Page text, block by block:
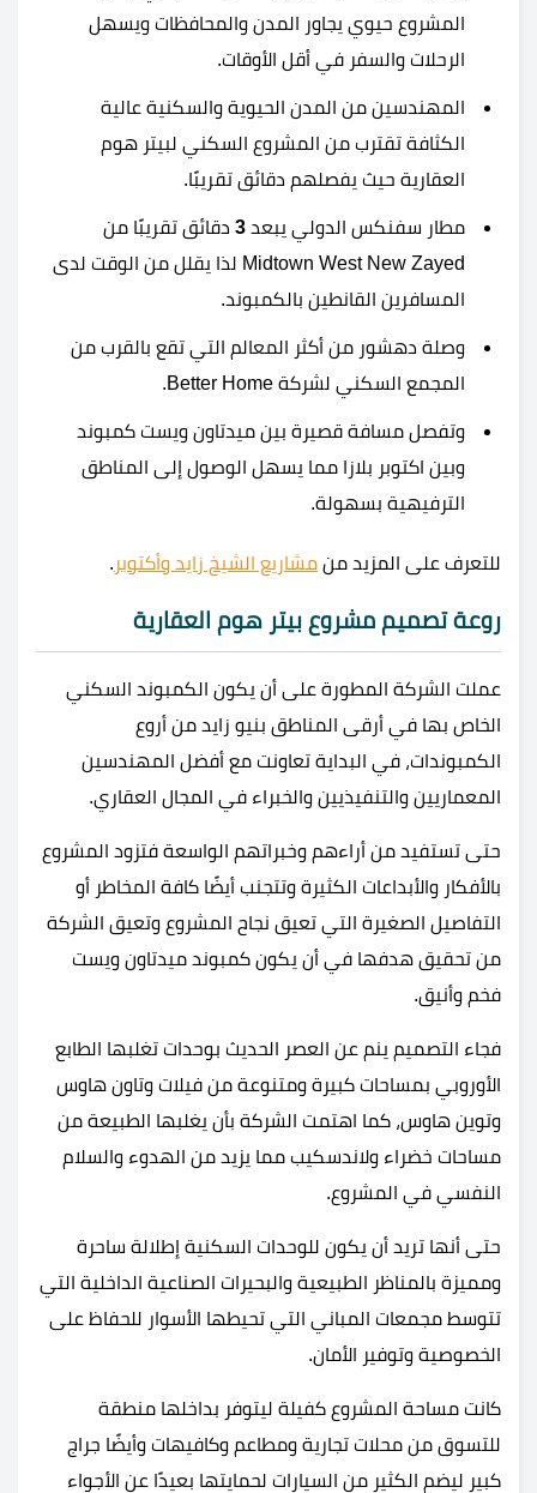
المشروع حيوي يجاور المدن والمحافظات ويسهل
الرحلات والسفر في أقل الأوقات.
المهندسين من المدن الحيوية والسكنية عالية
الكثافة تقترب من المشروع السكني لبيتر هوم
العقارية حيث يفصلهم دقائق تقريبًا.
مطار سفنكس الدولي يبعد 3 دقائق تقريبًا من
Midtown West New Zayed لذا يقلل من الوقت لدى
المسافرين القانطين بالكمبوند.
وصلة دهشور من أكثر المعالم التي تقع بالقرب من
المجمع السكني لشركة Better Home.
وتفصل مسافة قصيرة بين ميدتاون ويست كمبوند
وبين اكتوبر بلازا مما يسهل الوصول إلى المناطق
الترفيهية بسهولة.
للتعرف على المزيد من مشاريع الشيخ زايد وأكتوبر .
روعة تصميم مشروع بيتر هوم العقارية
عملت الشركة المطورة على أن يكون الكمبوند السكني
الخاص بها في أرقى المناطق بنيو زايد من أروع
الكمبوندات، في البداية تعاونت مع أفضل المهندسين
المعماريين والتنفيذيين والخبراء في المجال العقاري.
حتى تستفيد من أراءهم وخبراتهم الواسعة فتزود المشروع
بالأفكار والأبداعات الكثيرة وتتجنب أيضًا كافة المخاطر أو
التفاصيل الصغيرة التي تعيق نجاح المشروع وتعيق الشركة
من تحقيق هدفها في أن يكون كمبوند ميدتاون ويست
فخم وأنيق.
فجاء التصميم ينم عن العصر الحديث بوحدات تغلبها الطابع
الأوروبي بمساحات كبيرة ومتنوعة من فيلات وتاون هاوس
وتوين هاوس، كما اهتمت الشركة بأن يغلبها الطبيعة من
مساحات خضراء ولاندسكيب مما يزيد من الهدوء والسلام
النفسي في المشروع.
حتى أنها تريد أن يكون للوحدات السكنية إطلالة ساحرة
ومميزة بالمناظر الطبيعية والبحيرات الصناعية الداخلية التي
تتوسط مجمعات المباني التي تحيطها الأسوار للحفاظ على
الخصوصية وتوفير الأمان.
كانت مساحة المشروع كفيلة ليتوفر بداخلها منطقة
للتسوق من محلات تجارية ومطاعم وكافيهات وأيضًا جراج
كبير ليضم الكثير من السيارات لحمايتها بعيدًا عن الأجواء